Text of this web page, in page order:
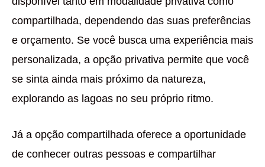
compartilhada, dependendo das suas preferências
e orçamento. Se você busca uma experiência mais
personalizada, a opção privativa permite que você
se sinta ainda mais próximo da natureza,
explorando as lagoas no seu próprio ritmo.
Já a opção compartilhada oferece a oportunidade
de conhecer outras pessoas e compartilhar